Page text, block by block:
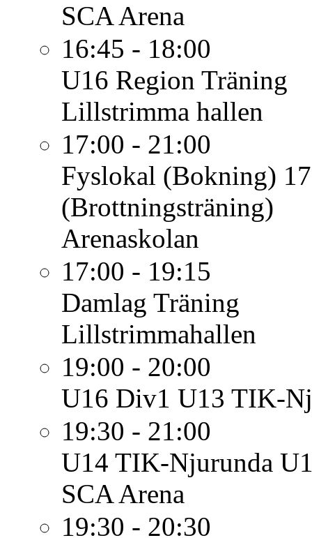
SCA Arena
16:45 - 18:00
U16 Region Träning
Lillstrimma hallen
17:00 - 21:00
Fyslokal (Bokning)
(Brottningsträning)
Arenaskolan
17:00 - 19:15
Damlag Träning
Lillstrimmahallen
19:00 - 20:00
U16 Div1 U13 TIK-
19:30 - 21:00
U14 TIK-Njurunda
SCA Arena
19:30 - 20:30